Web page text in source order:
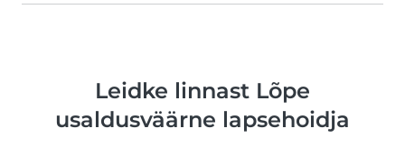
Leidke linnast Lõpe
usaldusväärne lapsehoidja